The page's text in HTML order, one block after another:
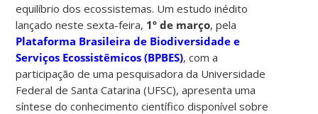
equilíbrio dos ecossistemas. Um estudo inédito
lançado neste sexta-feira, 1º de março, pela
Plataforma Brasileira de Biodiversidade e
Serviços Ecossistêmicos (BPBES), com a
participação de uma pesquisadora da Universidade
Federal de Santa Catarina (UFSC), apresenta uma
síntese do conhecimento científico disponível sobre